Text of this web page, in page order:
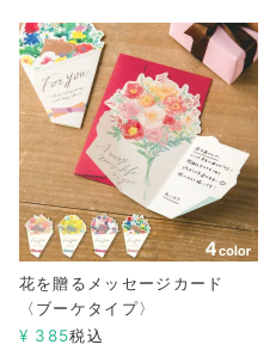
花を贈るメッセージカード
〈ブーケタイプ〉
¥ 385税込